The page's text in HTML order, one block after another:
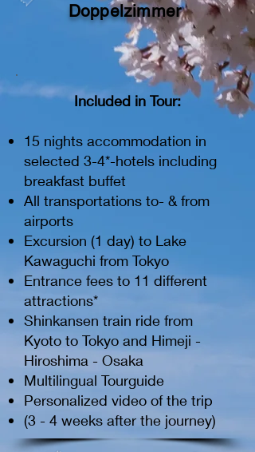
Doppelzimmer
Included in Tour:
15 nights accommodation in
selected 3-4*-hotels including
breakfast buffet
All transportations to- & from
airports
Excursion (1 day) to Lake
Kawaguchi from Tokyo
Entrance fees to 11 different
attractions*
Shinkansen train ride from
Kyoto to Tokyo and Himeji -
Hiroshima - Osaka
Multilingual Tourguide
Personalized video of the trip
(3 - 4 weeks after the journey)